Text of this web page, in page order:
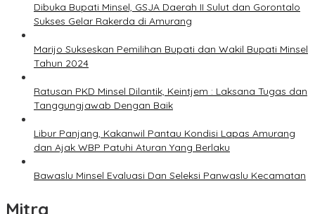
Dibuka Bupati Minsel, GSJA Daerah II Sulut dan Gorontalo
Sukses Gelar Rakerda di Amurang
Marijo Sukseskan Pemilihan Bupati dan Wakil Bupati Minsel
Tahun 2024
Ratusan PKD Minsel Dilantik, Keintjem : Laksana Tugas dan
Tanggungjawab Dengan Baik
Libur Panjang, Kakanwil Pantau Kondisi Lapas Amurang
dan Ajak WBP Patuhi Aturan Yang Berlaku
Bawaslu Minsel Evaluasi Dan Seleksi Panwaslu Kecamatan
Mitra